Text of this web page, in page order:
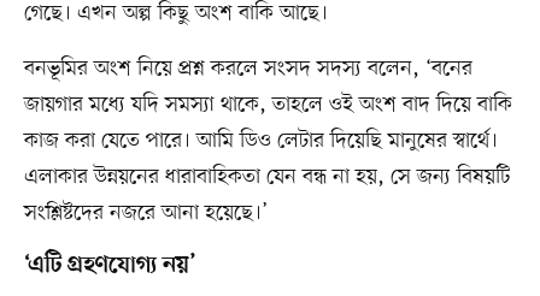
গেছে। এখন অল্প কিছু অংশ বাকি আছে।
বনভূমির অংশ নিয়ে প্রশ্ন করলে সংসদ সদস্য বলেন, ‘বনের
জায়গার মধ্যে যদি সমস্যা থাকে, তাহলে ওই অংশ বাদ দিয়ে বাকি
কাজ করা যেতে পারে। আমি ডিও লেটার দিয়েছি মানুষের স্বার্থে।
এলাকার উন্নয়নের ধারাবাহিকতা যেন বন্ধ না হয়, সে জন্য বিষয়টি
সংশ্লিষ্টদের নজরে আনা হয়েছে।’
‘এটি গ্রহণযোগ্য নয়’